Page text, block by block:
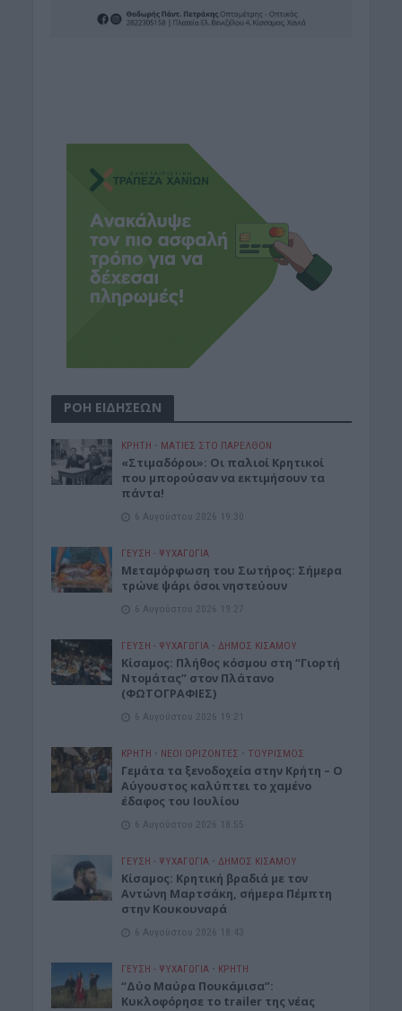
ΡΟΗ ΕΙΔΗΣΕΩΝ
ΚΡΗΤΗ • ΜΑΤΙΕΣ ΣΤΟ ΠΑΡΕΛΘΟΝ
«Στιμαδόροι»: Οι παλιοί Κρητικοί
που μπορούσαν να εκτιμήσουν τα
πάντα!
6 Αυγούστου 2026 19:30
ΓΕΎΣΗ - ΨΥΧΑΓΩΓΊΑ
Μεταμόρφωση του Σωτήρος: Σήμερα
τρώνε ψάρι όσοι νηστεύουν
6 Αυγούστου 2026 19:27
ΓΕΎΣΗ - ΨΥΧΑΓΩΓΊΑ • ΔΉΜΟΣ ΚΙΣΆΜΟΥ
Κίσαμος: Πλήθος κόσμου στη “Γιορτή
Ντομάτας” στον Πλάτανο
(ΦΩΤΟΓΡΑΦΙΕΣ)
6 Αυγούστου 2026 19:21
ΚΡΗΤΗ • ΝΕΟΙ ΟΡΙΖΟΝΤΕΣ • ΤΟΥΡΙΣΜΟΣ
Γεμάτα τα ξενοδοχεία στην Κρήτη – Ο
Αύγουστος καλύπτει το χαμένο
έδαφος του Ιουλίου
6 Αυγούστου 2026 18:55
ΓΕΎΣΗ - ΨΥΧΑΓΩΓΊΑ • ΔΉΜΟΣ ΚΙΣΆΜΟΥ
Kίσαμος: Κρητική βραδιά με τον
Αντώνη Μαρτσάκη, σήμερα Πέμπτη
στην Κουκουναρά
6 Αυγούστου 2026 18:43
ΓΕΎΣΗ - ΨΥΧΑΓΩΓΊΑ • ΚΡΗΤΗ
“Δύο Μαύρα Πουκάμισα”:
Κυκλοφόρησε το trailer της νέας